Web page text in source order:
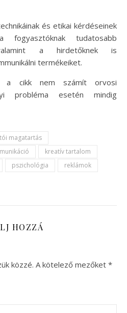
és etikai kérdéseinek
tudatosabb
a hirdetőknek is
termékeiket.
a cikk nem számít orvosi
probléma esetén mindig
magatartás
kreatív tartalom
pszichológia
reklámok
HOZZÁ
közzé. A kötelező mezőket *